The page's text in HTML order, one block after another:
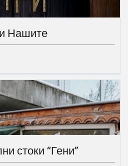
Нашите
стоки “Гени”